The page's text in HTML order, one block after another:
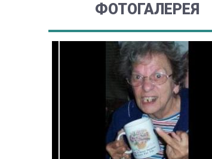
ФОТОГАЛЕРЕЯ